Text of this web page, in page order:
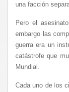
una facción
Pero el
embargo las
guerra era un
catástrofe que
Mundial.
Cada uno de los